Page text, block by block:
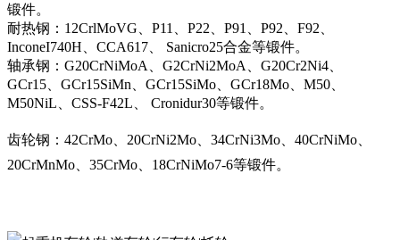
锻件。
耐热钢：12CrlMoVG、P11、P22、P91、P92、F92、
InconeI740H、CCA617、 Sanicro25合金等锻件。
轴承钢：G20CrNiMoA、G2CrNi2MoA、G20Cr2Ni4、
GCr15、GCr15SiMn、GCr15SiMo、GCr18Mo、M50、
M50NiL、CSS-F42L、 Cronidur30等锻件。
齿轮钢：42CrMo、20CrNi2Mo、34CrNi3Mo、40CrNiMo、
20CrMnMo、35CrMo、18CrNiMo7-6等锻件。